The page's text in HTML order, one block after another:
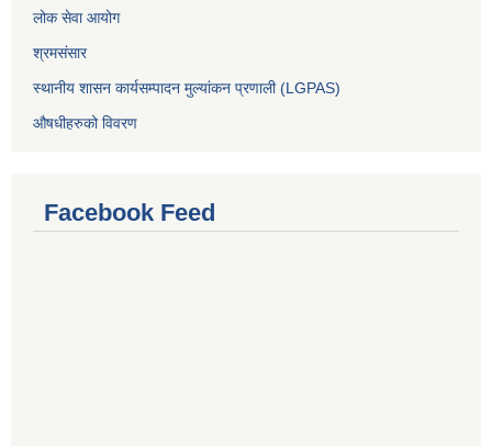
लोक सेवा आयोग
श्रमसंसार
स्थानीय शासन कार्यसम्पादन मुल्यांकन प्रणाली (LGPAS)
औषधीहरुको विवरण
Facebook Feed